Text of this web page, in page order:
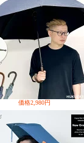
価格2,980円